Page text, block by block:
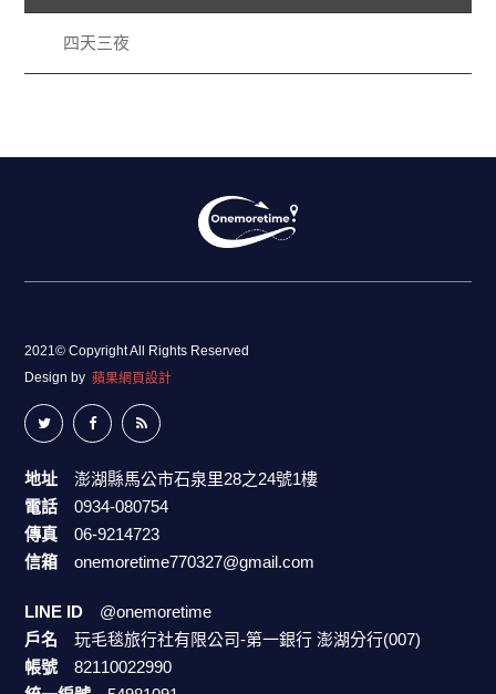
四天三夜
2021© Copyright All Rights Reserved
Design by 蘋果網頁設計
地址澎湖縣馬公市石泉里28之24號1樓
電話0934-080754
傳真06-9214723
信箱onemoretime770327@gmail.com
LINE ID @onemoretime
戶名玩毛毯旅行社有限公司-第一銀行 澎湖分行(007)
帳號82110022990